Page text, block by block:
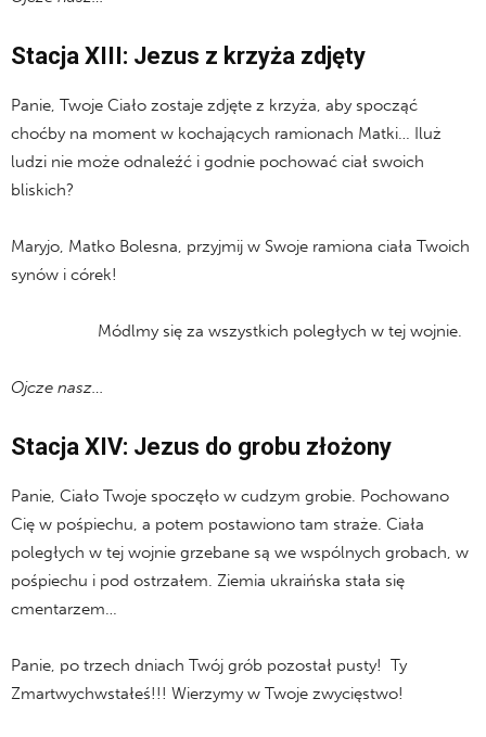
Stacja XIII: Jezus z krzyża zdjęty
Panie, Twoje Ciało zostaje zdjęte z krzyża, aby spocząć
choćby na moment w kochających ramionach Matki… Iluż
ludzi nie może odnaleźć i godnie pochować ciał swoich
bliskich?
Maryjo, Matko Bolesna, przyjmij w Swoje ramiona ciała Twoich
synów i córek!
Módlmy się za wszystkich poległych w tej wojnie.
Ojcze nasz…
Stacja XIV: Jezus do grobu złożony
Panie, Ciało Twoje spoczęło w cudzym grobie. Pochowano
Cię w pośpiechu, a potem postawiono tam straże. Ciała
poległych w tej wojnie grzebane są we wspólnych grobach, w
pośpiechu i pod ostrzałem. Ziemia ukraińska stała się
cmentarzem…
Panie, po trzech dniach Twój grób pozostał pusty! Ty
Zmartwychwstałeś!!! Wierzymy w Twoje zwycięstwo!